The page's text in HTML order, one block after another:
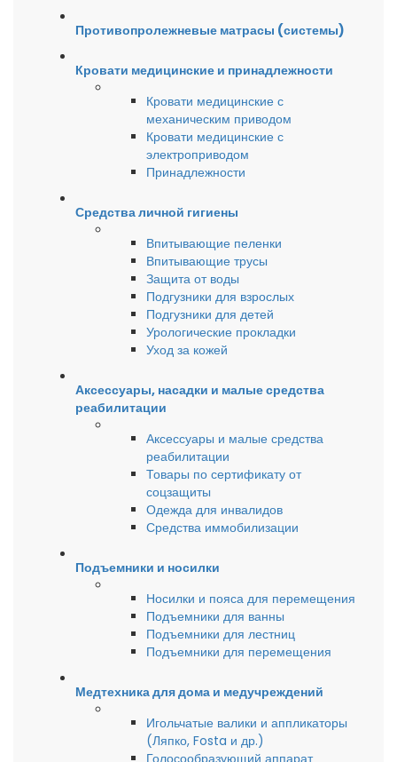
Противопролежневые матрасы (системы)
Кровати медицинские и принадлежности
Кровати медицинские с
механическим приводом
Кровати медицинские с
электроприводом
Принадлежности
Средства личной гигиены
Впитывающие пеленки
Впитывающие трусы
Защита от воды
Подгузники для взрослых
Подгузники для детей
Урологические прокладки
Уход за кожей
Аксессуары, насадки и малые средства
реабилитации
Аксессуары и малые средства
реабилитации
Товары по сертификату от
соцзащиты
Одежда для инвалидов
Средства иммобилизации
Подъемники и носилки
Носилки и пояса для перемещения
Подъемники для ванны
Подъемники для лестниц
Подъемники для перемещения
Медтехника для дома и медучреждений
Игольчатые валики и аппликаторы
(Ляпко, Fosta и др.)
Голосообразующий аппарат